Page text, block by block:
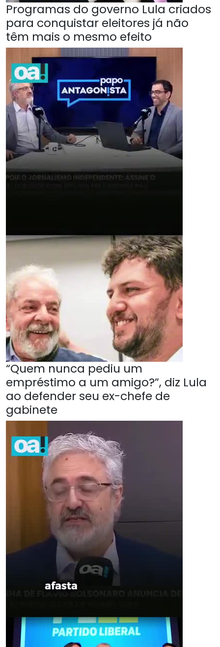
Programas do governo Lula criados
para conquistar eleitores já não
têm mais o mesmo efeito
“Quem nunca pediu um
empréstimo a um amigo?”, diz Lula
ao defender seu ex-chefe de
gabinete